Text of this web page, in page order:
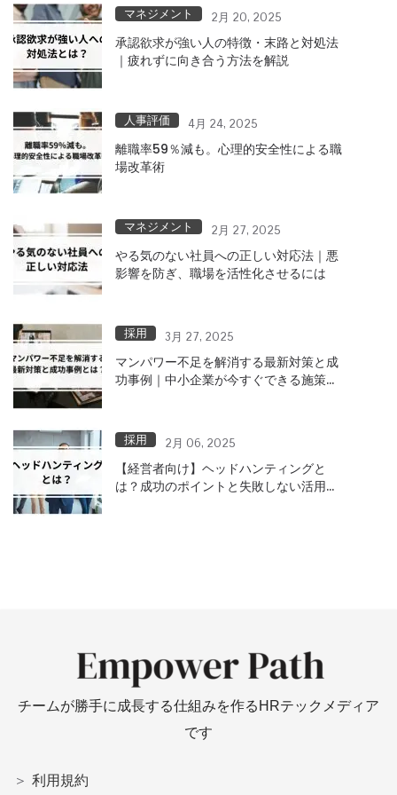
マネジメント 2月 20, 2025
承認欲求が強い人の特徴・末路と対処法
｜疲れずに向き合う方法を解説
人事評価 4月 24, 2025
離職率59％減も。心理的安全性による職
場改革術
マネジメント 2月 27, 2025
やる気のない社員への正しい対応法｜悪
影響を防ぎ、職場を活性化させるには
採用 3月 27, 2025
マンパワー不足を解消する最新対策と成
功事例｜中小企業が今すぐできる施策と
採用 2月 06, 2025
【経営者向け】ヘッドハンティングと
は？成功のポイントと失敗しない活用方
チームが勝手に成長する仕組みを作るHRテックメディア
です
＞ 利用規約